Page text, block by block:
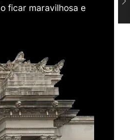
ficar maravilhosa e